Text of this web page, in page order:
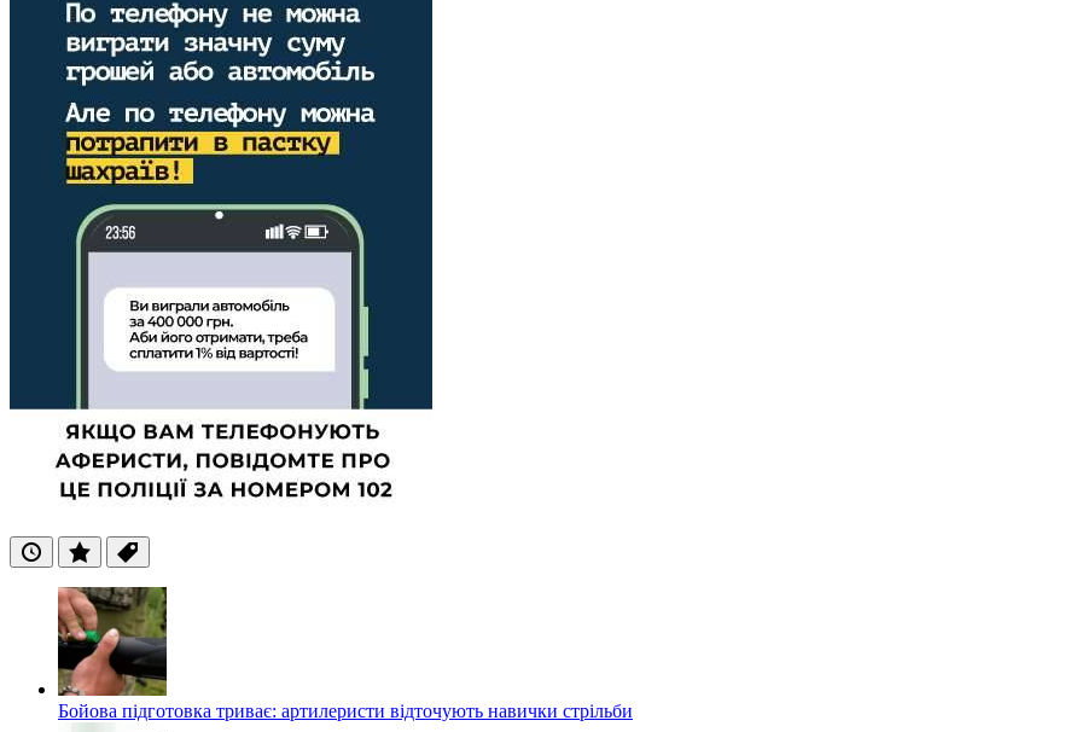
ОстанніПопулярні
Теги
Бойова підготовка триває: артилеристи відточують навички стрільби